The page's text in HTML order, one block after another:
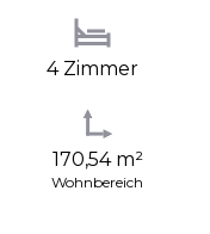
4 Zimmer
170,54 m²
Wohnbereich